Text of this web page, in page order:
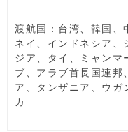
渡航国：台湾、韓国、
ネイ、インドネシア、
ジア、タイ、ミャンマ
ブ、アラブ首長国連邦
ア、タンザニア、ウガ
カ